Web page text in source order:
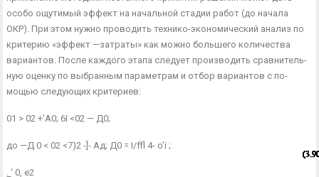
особо ощутимый эффект на начальной стадии работ (до начала
ОКР). При этом нужно проводить технико-экономический анализ по
критерию «эффект —затраты» как можно большего количества
вариантов. После каждого этапа следует производить сравнитель­
ную оценку по выбранным параметрам и отбор вариантов с по­
мощью следующих критериев:
01 > 02 +’А0; 6І <02 — Д0;
до —Д 0 < 02 <7)2 -]- Ад; Д0 = I/ffl 4- o’i ;
. ‘ 0, е2